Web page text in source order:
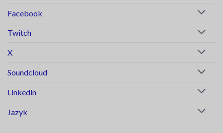
Facebook
Twitch
X
Soundcloud
Linkedin
Jazyk